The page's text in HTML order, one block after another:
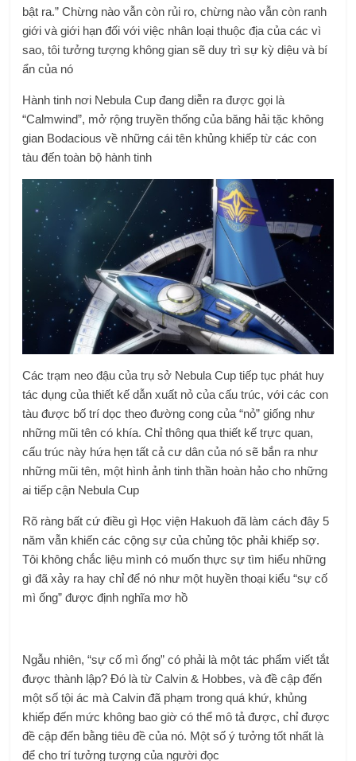
bật ra.” Chừng nào vẫn còn rủi ro, chừng nào vẫn còn ranh
giới và giới hạn đối với việc nhân loại thuộc địa của các vì
sao, tôi tưởng tượng không gian sẽ duy trì sự kỳ diệu và bí
ẩn của nó
Hành tinh nơi Nebula Cup đang diễn ra được gọi là
“Calmwind”, mở rộng truyền thống của băng hải tặc không
gian Bodacious về những cái tên khủng khiếp từ các con
tàu đến toàn bộ hành tinh
Các trạm neo đậu của trụ sở Nebula Cup tiếp tục phát huy
tác dụng của thiết kế dẫn xuất nỏ của cấu trúc, với các con
tàu được bố trí dọc theo đường cong của “nỏ” giống như
những mũi tên có khía. Chỉ thông qua thiết kế trực quan,
cấu trúc này hứa hẹn tất cả cư dân của nó sẽ bắn ra như
những mũi tên, một hình ảnh tinh thần hoàn hảo cho những
ai tiếp cận Nebula Cup
Rõ ràng bất cứ điều gì Học viện Hakuoh đã làm cách đây 5
năm vẫn khiến các cộng sự của chủng tộc phải khiếp sợ.
Tôi không chắc liệu mình có muốn thực sự tìm hiểu những
gì đã xảy ra hay chỉ để nó như một huyền thoại kiểu “sự cố
mì ống” được định nghĩa mơ hồ
Ngẫu nhiên, “sự cố mì ống” có phải là một tác phẩm viết tắt
được thành lập? Đó là từ Calvin & Hobbes, và đề cập đến
một số tội ác mà Calvin đã phạm trong quá khứ, khủng
khiếp đến mức không bao giờ có thể mô tả được, chỉ được
đề cập đến bằng tiêu đề của nó. Một số ý tưởng tốt nhất là
để cho trí tưởng tượng của người đọc